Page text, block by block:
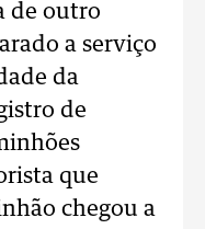
de outro
a serviço
da
de
que
chegou a